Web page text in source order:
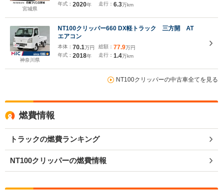
宮城県
年式： 2020年
走行： 6.3万km
神奈川県
NT100クリッパー660 DX軽トラック 三方開 AT
エアコン
本体： 70.1万円
年式： 2018年
総額： 77.9万円
走行： 1.4万km
NT100クリッパーの中古車全てを見る
燃費情報
トラックの燃費ランキング
NT100クリッパーの燃費情報